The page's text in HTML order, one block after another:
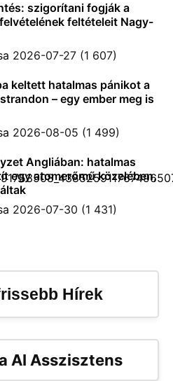
szigorítani fogják a
feltételeit Nagy-
2026-07-27 (1 607)
keltett hatalmas pánikot a
– egy ember meg is
2026-08-05 (1 499)
Angliában: hatalmas
egy atomerőmű közelében,
2026-07-30 (1 431)
Hírek
AI Asszisztens